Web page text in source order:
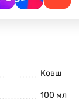
Ковш
100 мл